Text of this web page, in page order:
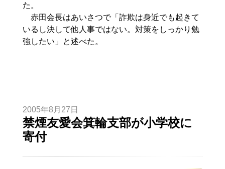
た。
赤田会長はあいさつで「詐欺は身近でも起きて
いるし決して他人事ではない。対策をしっかり勉
強したい」と述べた。
2005年8月27日
禁煙友愛会箕輪支部が小学校に
寄付